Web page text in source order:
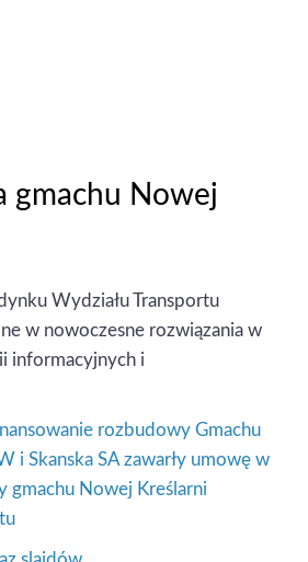
gmachu Nowej
Wydziału Transportu
w nowoczesne rozwiązania w
informacyjnych i
rozbudowy Gmachu
i Skanska SA zawarły umowę w
gmachu Nowej Kreślarni